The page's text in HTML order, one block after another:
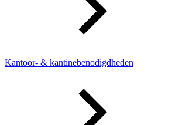
Kantoor- & kantinebenodigdheden